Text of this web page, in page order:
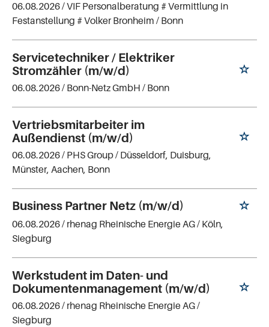
06.08.2026 /VIF Personalberatung # Vermittlung in
Festanstellung # Volker Bronheim / Bonn
Servicetechniker / Elektriker
Stromzähler (m/w/d)
06.08.2026 / Bonn-Netz GmbH / Bonn
Vertriebsmitarbeiter im
Außendienst (m/w/d)
06.08.2026 / PHS Group/ Düsseldorf, Duisburg,
Münster, Aachen, Bonn
Business Partner Netz (m/w/d)
06.08.2026 / rhenag Rheinische Energie AG/ Köln,
Siegburg
Werkstudent im Daten- und
Dokumentenmanagement (m/w/d)
06.08.2026 / rhenag Rheinische Energie AG/
Siegburg